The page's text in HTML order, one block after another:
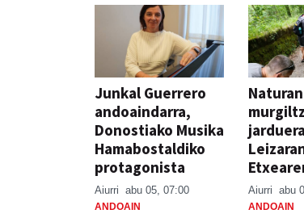
Junkal Guerrero
andoaindarra,
Donostiako Musika
Hamabostaldiko
protagonista
Aiurri abu 05, 07:00
ANDOAIN
Naturan
Aiurri abu
ANDOAIN